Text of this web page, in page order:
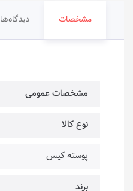
مشخصات دیدگاه‌ها
مشخصات عمومی
نوع کالا
پوسته کیس
برند